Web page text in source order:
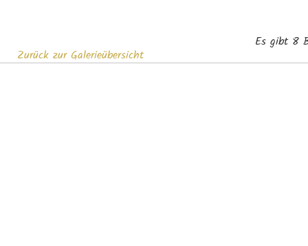
Es gibt 8
Zurück zur Galerieübersicht